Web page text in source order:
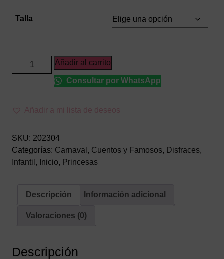
Talla
DISFRAZ
DE
HIELO
cantidad
Añadir al carrito
Consultar por WhatsApp
Añadir a mi lista de deseos
SKU: 202304
Categorías: Carnaval , Cuentos y Famosos, Disfraces,
Infantil , Inicio, Princesas
Descripción Información adicional
Valoraciones (0)
Descripción